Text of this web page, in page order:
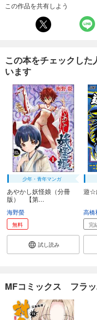
この作品を共有しよう
この本をチェックし
います
少年・青年マンガ
あやかし妖怪娘（分冊
版） 【第...
海野螢
無料
試し読み
遊☆
高橋
完
MFコミックス フラ